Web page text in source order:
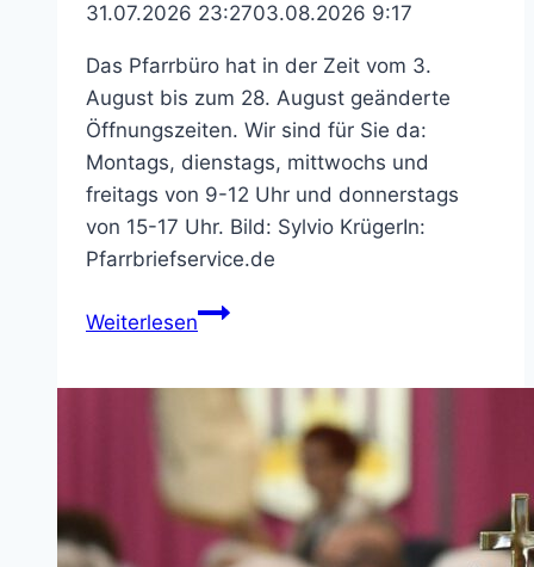
31.07.2026 23:2703.08.2026 9:17
Das Pfarrbüro hat in der Zeit vom 3.
August bis zum 28. August geänderte
Öffnungszeiten. Wir sind für Sie da:
Montags, dienstags, mittwochs und
freitags von 9-12 Uhr und donnerstags
von 15-17 Uhr. Bild: Sylvio KrügerIn:
Pfarrbriefservice.de
WeiterlesenPfarrbüro
geänderte
Öffnungszeiten